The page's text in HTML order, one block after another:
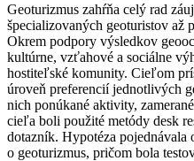
Geoturizmus zahŕňa celý rad
špecializovaných geoturistov až
Okrem podpory výsledkov
kultúrne, vzťahové a sociálne
hostiteľské komunity. Cieľom
úroveň preferencií jednotlivých
nich ponúkané aktivity,
cieľa boli použité metódy desk
dotazník. Hypotéza pojednávala
o geoturizmus, pričom bola